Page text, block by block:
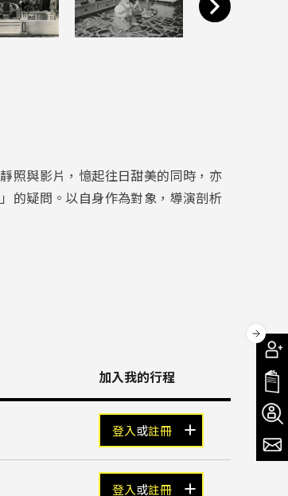
照與影片，憶起往日甜美的同時，亦
的疑問。以自身作為對象，導演剖析
加入我的行程
登入或註冊
登入或註冊